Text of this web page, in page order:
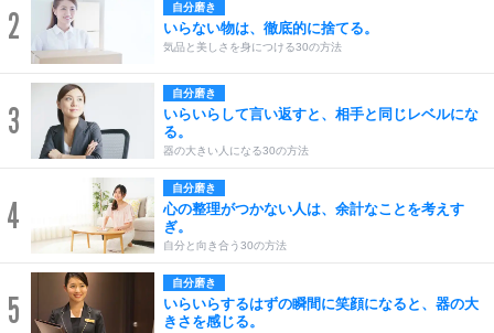
2 自分磨き
いらない物は、徹底的に捨てる。
気品と美しさを身につける30の方法
3
自分磨き
いらいらして言い返すと、相手と同じレベルにな
る。
器の大きい人になる30の方法
4
自分磨き
心の整理がつかない人は、余計なことを考えす
ぎ。
自分と向き合う30の方法
5
自分磨き
いらいらするはずの瞬間に笑顔になると、器の大
きさを感じる。